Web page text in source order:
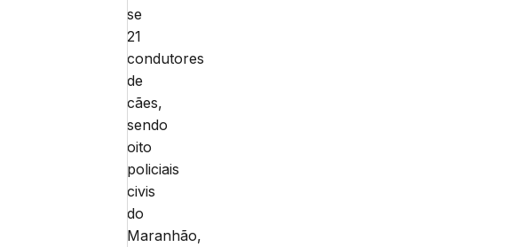
se
21
condutores
de
cães,
sendo
oito
policiais
civis
do
Maranhão,